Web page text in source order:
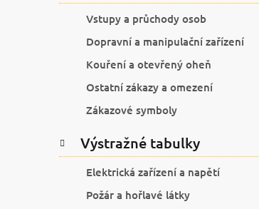
Vstupy a průchody osob
Dopravní a manipulační zařízení
Kouření a otevřený oheň
Ostatní zákazy a omezení
Zákazové symboly
Výstražné tabulky
Elektrická zařízení a napětí
Požár a hořlavé látky